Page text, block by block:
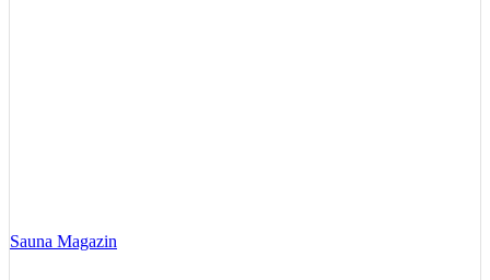
Sauna Magazin